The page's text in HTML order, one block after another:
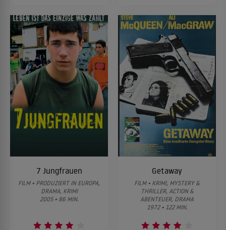
7 Jungfrauen
FILM • PRODUZIERT IN EUROPA,
DRAMA, KRIMI
2005 • 86 MIN.
Getaway
FILM • KRIMI, MYSTERY &
THRILLER, ACTION &
ABENTEUER, DRAMA
1972 • 122 MIN.